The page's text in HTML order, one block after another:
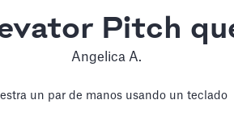
Pitch
Angelica A.